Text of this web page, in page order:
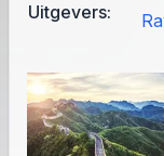
Uitgevers: